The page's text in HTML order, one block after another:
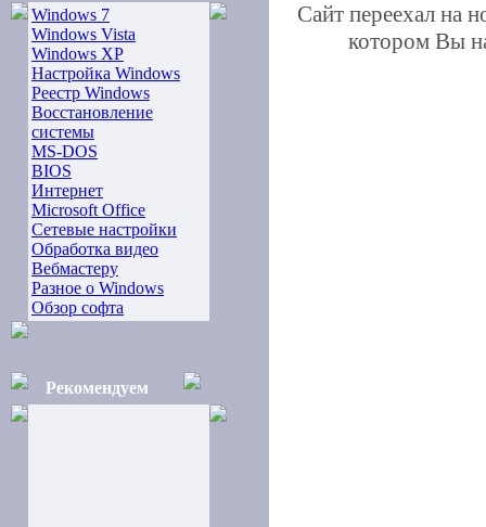
Windows 7
Windows Vista
Windows XP
Настройка Windows
Реестр Windows
Восстановление
системы
MS-DOS
BIOS
Интернет
Microsoft Office
Сетевые настройки
Обработка видео
Вебмастеру
Разное о Windows
Обзор софта
Рекомендуем
Сайт переехал на
котором Вы